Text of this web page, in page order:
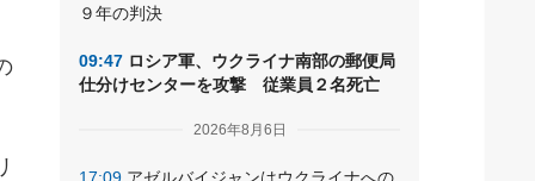
９年の判決
09:47 ロシア軍、ウクライナ南部の郵便局
仕分けセンターを攻撃 従業員２名死亡
2026年8月6日
17:09 アゼルバイジャンはウクライナへの